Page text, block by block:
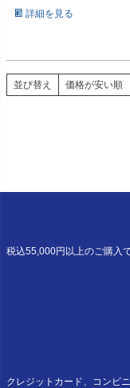
詳細を見る
並び替え 価格が安い順
税込55,000円以上のご購入
クレジットカード、コンビ